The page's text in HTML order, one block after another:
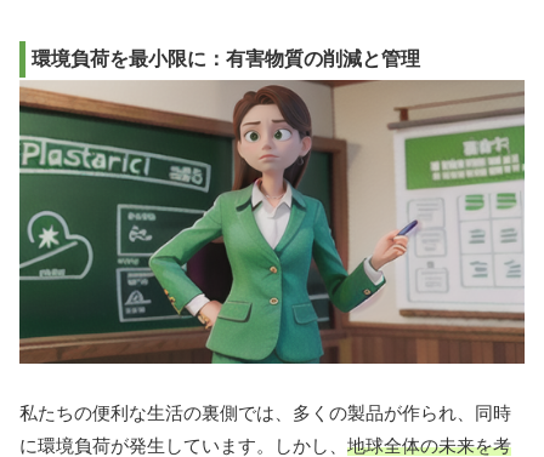
環境負荷を最小限に：有害物質の削減と管理
私たちの便利な生活の裏側では、多くの製品が作られ、同時
に環境負荷が発生しています。しかし、 地球全体の未来を考